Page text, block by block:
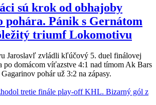
sú krok od obhajoby
pohára. Pánik s Gernátom
triumf Lokomotivu
Jaroslavľ zvládli kľúčový 5. duel finálovej
po domácom víťazstve 4:1 nad tímom Ak Bars
pohár už 3:2 na zápasy.